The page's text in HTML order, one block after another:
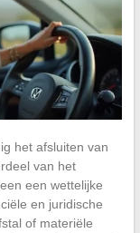
het afsluiten van
van het
een wettelijke
en juridische
of materiële